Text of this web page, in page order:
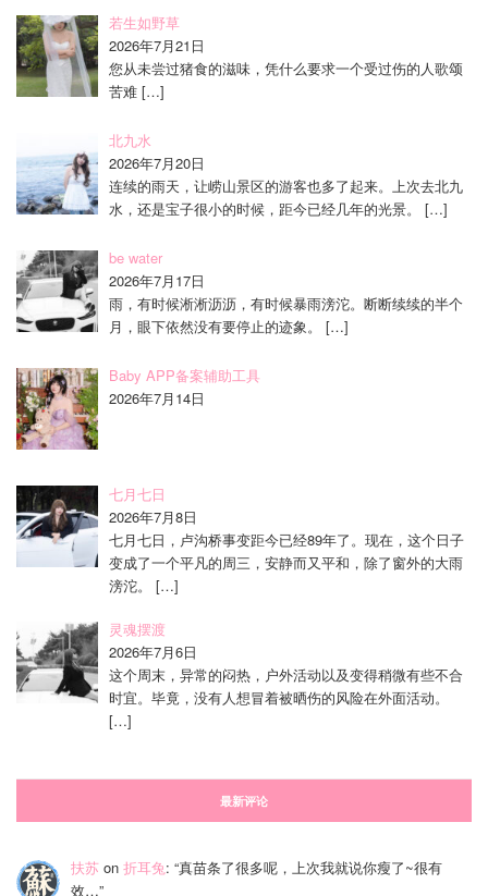
若生如野草
2026年7月21日
您从未尝过猪食的滋味，凭什么要求一个受过伤的人歌颂
苦难[…]
北九水
2026年7月20日
连续的雨天，让崂山景区的游客也多了起来。上次去北九
水，还是宝子很小的时候，距今已经几年的光景。
[…]
be water
2026年7月17日
雨，有时候淅淅沥沥，有时候暴雨滂沱。断断续续的半个
月，眼下依然没有要停止的迹象。
[…]
Baby APP备案辅助工具
2026年7月14日
七月七日
2026年7月8日
七月七日，卢沟桥事变距今已经89年了。现在，这个日子
变成了一个平凡的周三，安静而又平和，除了窗外的大雨
滂沱。
[…]
灵魂摆渡
2026年7月6日
这个周末，异常的闷热，户外活动以及变得稍微有些不合
时宜。毕竟，没有人想冒着被晒伤的风险在外面活动。
[…]
最新评论
扶苏 on 折耳兔: “真苗条了很多呢，上次我就说你瘦了~很有
效…”